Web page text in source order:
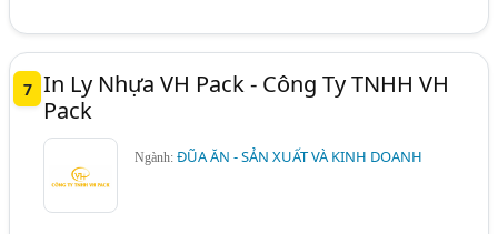
7 In Ly Nhựa VH Pack - Công Ty TNHH VH
Pack
Ngành:ĐŨA ĂN - SẢN XUẤT VÀ KINH DOANH